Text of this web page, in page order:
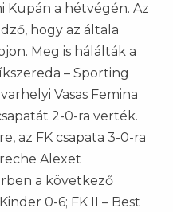
Kupán a hétvégén. Az
hogy az általa
Meg is hálálták a
– Sporting
Vasas Femina
2-0-ra verték.
az FK csapata 3-0-ra
Alexet
a következő
0-6; FK II – Best